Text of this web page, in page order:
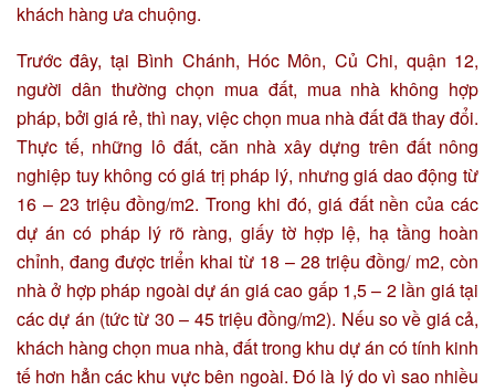
khách hàng ưa chuộng.
Trước đây, tại Bình Chánh, Hóc Môn, Củ Chi, quận 12,
người dân thường chọn mua đất, mua nhà không hợp
pháp, bởi giá rẻ, thì nay, việc chọn mua nhà đất đã thay đổi.
Thực tế, những lô đất, căn nhà xây dựng trên đất nông
nghiệp tuy không có giá trị pháp lý, nhưng giá dao động từ
16 – 23 triệu đồng/m2. Trong khi đó, giá đất nền của các
dự án có pháp lý rõ ràng, giấy tờ hợp lệ, hạ tầng hoàn
chỉnh, đang được triển khai từ 18 – 28 triệu đồng/ m2, còn
nhà ở hợp pháp ngoài dự án giá cao gấp 1,5 – 2 lần giá tại
các dự án (tức từ 30 – 45 triệu đồng/m2). Nếu so về giá cả,
khách hàng chọn mua nhà, đất trong khu dự án có tính kinh
tế hơn hẳn các khu vực bên ngoài. Đó là lý do vì sao nhiều